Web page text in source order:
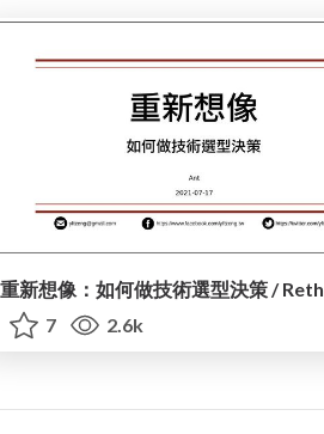
7
2.6k